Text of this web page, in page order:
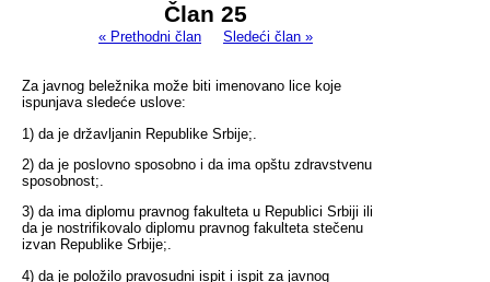
Član 25
« Prethodni član Sledeći član »
Za javnog beležnika može biti imenovano lice koje
ispunjava sledeće uslove:
1) da je državljanin Republike Srbije;.
2) da je poslovno sposobno i da ima opštu zdravstvenu
sposobnost;.
3) da ima diplomu pravnog fakulteta u Republici Srbiji ili
da je nostrifikovalo diplomu pravnog fakulteta stečenu
izvan Republike Srbije;.
4) da je položilo pravosudni ispit i ispit za javnog